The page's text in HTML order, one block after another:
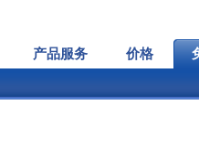
产品服务 价格